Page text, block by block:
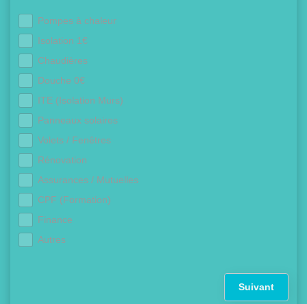
Pompes à chaleur
Isolation 1€
Chaudières
Douche 0€
ITE (Isolation Murs)
Panneaux solaires
Volets / Fenêtres
Rénovation
Assurances / Mutuelles
CPF (Formation)
Finance
Autres
Suivant